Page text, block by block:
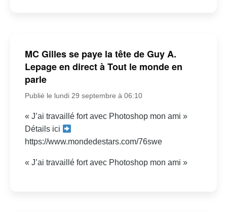
MC Gilles se paye la tête de Guy A.
Lepage en direct à Tout le monde en
parle
Publié le lundi 29 septembre à 06:10
« J’ai travaillé fort avec Photoshop mon ami »
Détails ici
https://www.mondedestars.com/76swe
« J’ai travaillé fort avec Photoshop mon ami »